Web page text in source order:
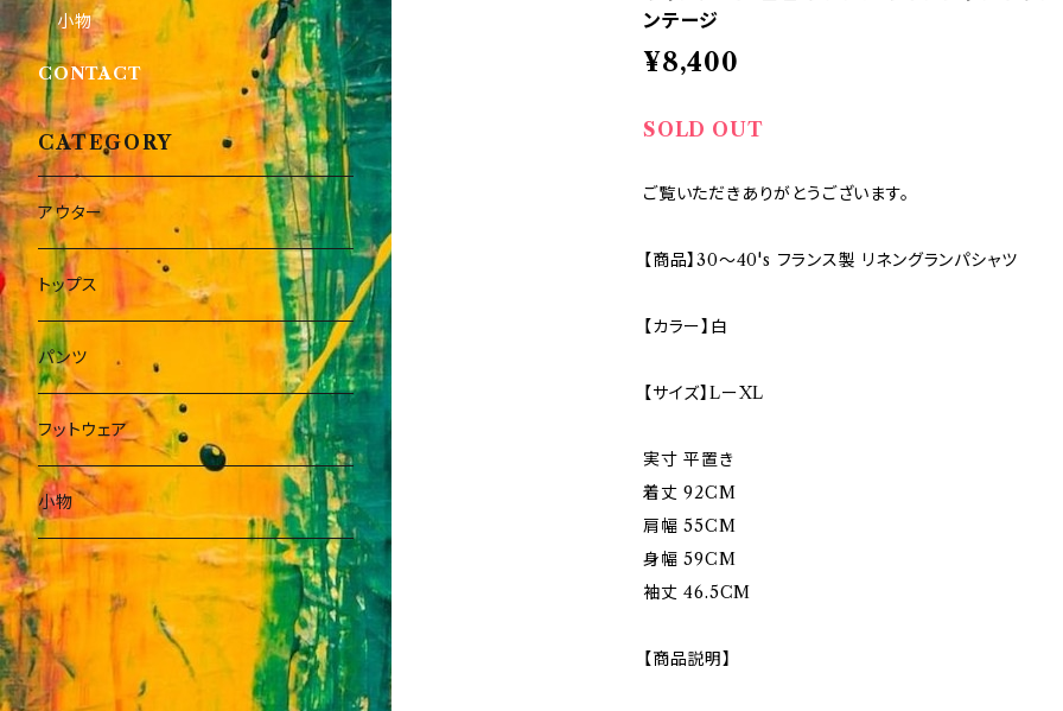
ンテージ
¥8,400
SOLD OUT
ご覧いただきありがとうございます。
【商品】30〜40's フランス製 リネングランパシャツ
【カラー】白
【サイズ】LーXL
実寸 平置き
着丈 92CM
肩幅 55CM
身幅 59CM
袖丈 46.5CM
【商品説明】
小物
CONTACT
CATEGORY
アウター
トップス
パンツ
フットウェア
小物